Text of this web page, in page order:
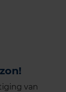
van